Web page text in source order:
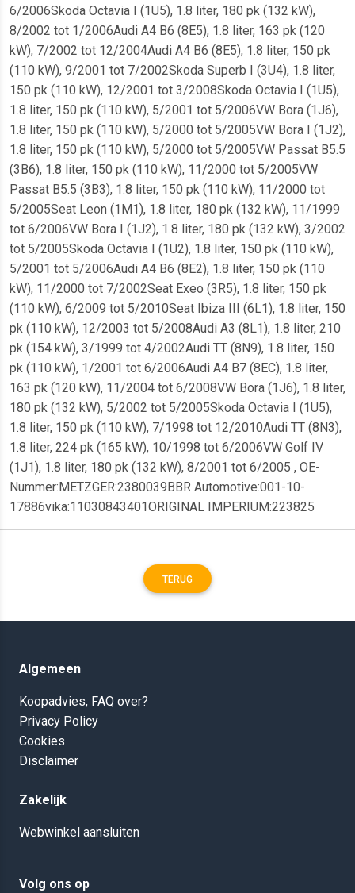
6/2006Skoda Octavia I (1U5), 1.8 liter, 180 pk (132 kW),
8/2002 tot 1/2006Audi A4 B6 (8E5), 1.8 liter, 163 pk (120
kW), 7/2002 tot 12/2004Audi A4 B6 (8E5), 1.8 liter, 150 pk
(110 kW), 9/2001 tot 7/2002Skoda Superb I (3U4), 1.8 liter,
150 pk (110 kW), 12/2001 tot 3/2008Skoda Octavia I (1U5),
1.8 liter, 150 pk (110 kW), 5/2001 tot 5/2006VW Bora (1J6),
1.8 liter, 150 pk (110 kW), 5/2000 tot 5/2005VW Bora I (1J2),
1.8 liter, 150 pk (110 kW), 5/2000 tot 5/2005VW Passat B5.5
(3B6), 1.8 liter, 150 pk (110 kW), 11/2000 tot 5/2005VW
Passat B5.5 (3B3), 1.8 liter, 150 pk (110 kW), 11/2000 tot
5/2005Seat Leon (1M1), 1.8 liter, 180 pk (132 kW), 11/1999
tot 6/2006VW Bora I (1J2), 1.8 liter, 180 pk (132 kW), 3/2002
tot 5/2005Skoda Octavia I (1U2), 1.8 liter, 150 pk (110 kW),
5/2001 tot 5/2006Audi A4 B6 (8E2), 1.8 liter, 150 pk (110
kW), 11/2000 tot 7/2002Seat Exeo (3R5), 1.8 liter, 150 pk
(110 kW), 6/2009 tot 5/2010Seat Ibiza III (6L1), 1.8 liter, 150
pk (110 kW), 12/2003 tot 5/2008Audi A3 (8L1), 1.8 liter, 210
pk (154 kW), 3/1999 tot 4/2002Audi TT (8N9), 1.8 liter, 150
pk (110 kW), 1/2001 tot 6/2006Audi A4 B7 (8EC), 1.8 liter,
163 pk (120 kW), 11/2004 tot 6/2008VW Bora (1J6), 1.8 liter,
180 pk (132 kW), 5/2002 tot 5/2005Skoda Octavia I (1U5),
1.8 liter, 150 pk (110 kW), 7/1998 tot 12/2010Audi TT (8N3),
1.8 liter, 224 pk (165 kW), 10/1998 tot 6/2006VW Golf IV
(1J1), 1.8 liter, 180 pk (132 kW), 8/2001 tot 6/2005 , OE-
Nummer:METZGER:2380039BBR Automotive:001-10-
17886vika:11030843401ORIGINAL IMPERIUM:223825
TERUG
Algemeen
Koopadvies, FAQ over?
Privacy Policy
Cookies
Disclaimer
Zakelijk
Webwinkel aansluiten
Volg ons op